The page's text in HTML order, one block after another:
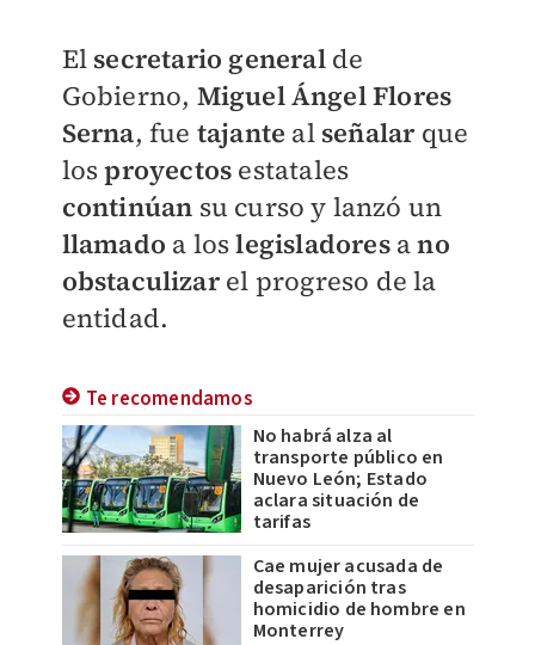
El secretario generalde
Gobierno, Miguel Ángel Flores
Serna, fue tajante al señalar que
losproyectos estatales
continúan su curso y lanzó un
llamado a loslegisladores ano
obstaculizarel progreso de la
entidad.
Te recomendamos
No habrá alza al
transporte público en
Nuevo León; Estado
aclara situación de
tarifas
Cae mujer acusada de
desaparición tras
homicidio de hombre en
Monterrey